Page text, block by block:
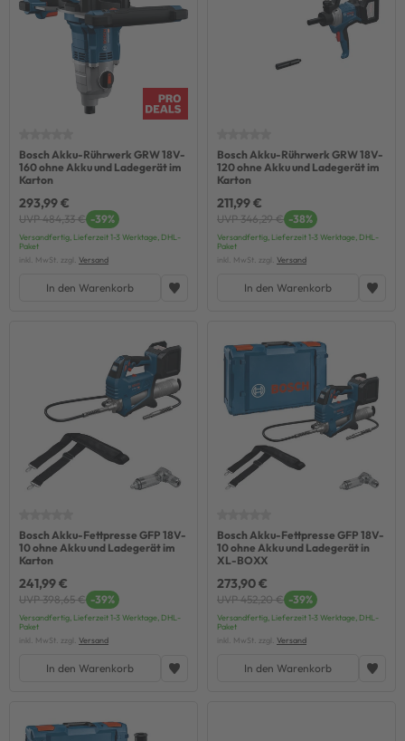
Bosch Akku-Rührwerk GRW 18V-
160 ohne Akku und Ladegerät im
Karton
293,99 €
UVP 484,33 € -39%
Versandfertig, Lieferzeit 1-3 Werktage, DHL-
Paket
inkl. MwSt. zzgl. Versand
In den Warenkorb
Bosch Akku-Rührwerk GRW 18V-
120 ohne Akku und Ladegerät im
Karton
211,99 €
UVP 346,29 € -38%
Versandfertig, Lieferzeit 1-3 Werktage, DHL-
Paket
inkl. MwSt. zzgl. Versand
In den Warenkorb
Bosch Akku-Fettpresse GFP 18V-
10 ohne Akku und Ladegerät im
Karton
241,99 €
UVP 398,65 € -39%
Versandfertig, Lieferzeit 1-3 Werktage, DHL-
Paket
inkl. MwSt. zzgl. Versand
In den Warenkorb
Bosch Akku-Fettpresse GFP 18V-
10 ohne Akku und Ladegerät in
XL-BOXX
273,90 €
UVP 452,20 € -39%
Versandfertig, Lieferzeit 1-3 Werktage, DHL-
Paket
inkl. MwSt. zzgl. Versand
In den Warenkorb